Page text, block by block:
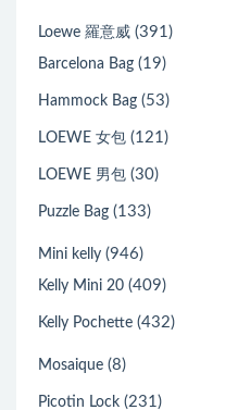
Lindy 30CM(47)
Lindy mini (131)
Loewe 羅意威(391)
Barcelona Bag(19)
Hammock Bag(53)
LOEWE 女包(121)
LOEWE 男包(30)
Puzzle Bag(133)
Mini kelly(946)
Kelly Mini 20(409)
Kelly Pochette(432)